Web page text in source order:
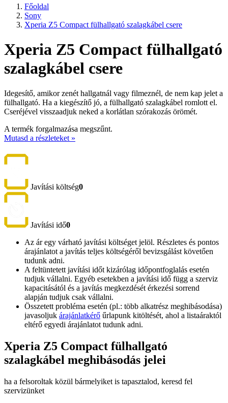
Főoldal
Sony
Xperia Z5 Compact fülhallgató szalagkábel csere
Xperia Z5 Compact fülhallgató
szalagkábel csere
Idegesítő, amikor zenét hallgatnál vagy filmeznél, de nem kap jelet a
fülhallgató. Ha a kiegészítő jó, a fülhallgató szalagkábel romlott el.
Cseréjével visszaadjuk neked a korlátlan szórakozás örömét.
A termék forgalmazása megszűnt.
Mutasd a részleteket »
Javítási költség0
Javítási idő0
Az ár egy várható javítási költséget jelöl. Részletes és pontos
árajánlatot a javítás teljes költségéről bevizsgálást követően
tudunk adni.
A feltüntetett javítási időt kizárólag időpontfoglalás esetén
tudjuk vállalni. Egyéb esetekben a javítási idő függ a szerviz
kapacitásától és a javítás megkezdését érkezési sorrend
alapján tudjuk csak vállalni.
Összetett probléma esetén (pl.: több alkatrész meghibásodása)
javasoljuk árajánlatkérő űrlapunk kitöltését, ahol a listaáraktól
eltérő egyedi árajánlatot tudunk adni.
Xperia Z5 Compact fülhallgató
szalagkábel meghibásodás jelei
ha a felsoroltak közül bármelyiket is tapasztalod, keresd fel
szervizünket